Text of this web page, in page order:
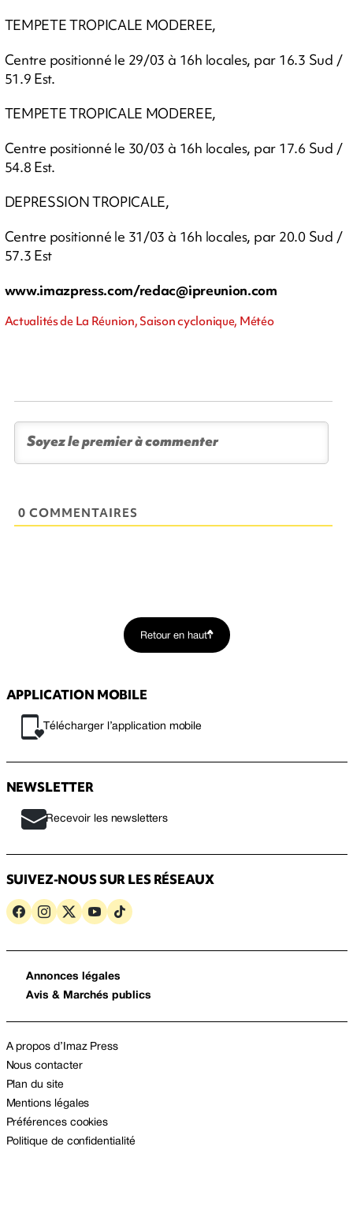
TEMPETE TROPICALE MODEREE,
Centre positionné le 29/03 à 16h locales, par 16.3 Sud /
51.9 Est.
TEMPETE TROPICALE MODEREE,
Centre positionné le 30/03 à 16h locales, par 17.6 Sud /
54.8 Est.
DEPRESSION TROPICALE,
Centre positionné le 31/03 à 16h locales, par 20.0 Sud /
57.3 Est
www.imazpress.com/redac@ipreunion.com
Actualités de La Réunion, Saison cyclonique, Météo
0 COMMENTAIRES
Retour en haut
APPLICATION MOBILE
Télécharger l’application mobile
NEWSLETTER
Recevoir les newsletters
SUIVEZ-NOUS SUR LES RÉSEAUX
Annonces légales
Avis & Marchés publics
A propos d’Imaz Press
Nous contacter
Plan du site
Mentions légales
Préférences cookies
Politique de confidentialité